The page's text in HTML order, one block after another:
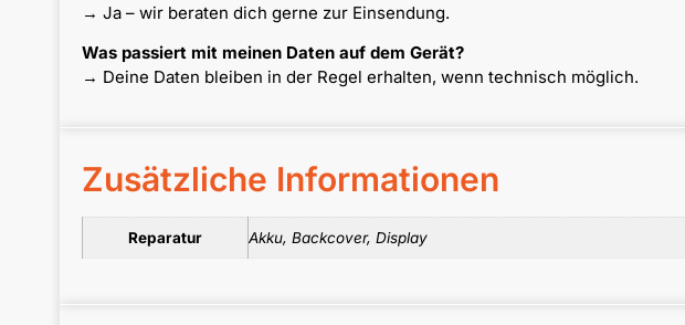
→ Ja – wir beraten dich gerne zur Einsendung.
Was passiert mit meinen Daten auf dem Gerät?
→ Deine Daten bleiben in der Regel erhalten, wenn technisch möglich.
Zusätzliche Informationen
Reparatur Akku, Backcover, Display